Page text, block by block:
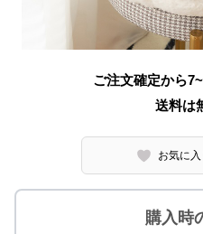
ご注文確定から
送料は
お気に
購入時